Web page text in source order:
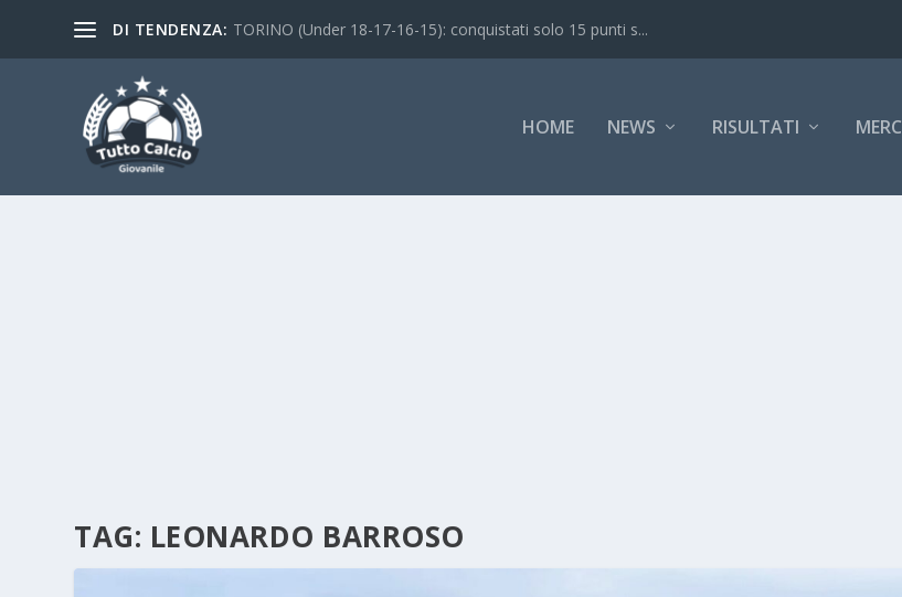
DI TENDENZA: TORINO (Under 18-17-16-15): conquistati solo 15 punti s...
HOME NEWS RISULTATI
TAG: LEONARDO BARROSO